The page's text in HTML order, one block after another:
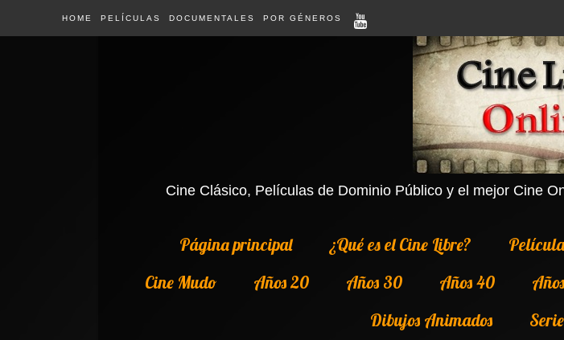
HOME PELÍCULAS DOCUMENTALES POR GÉNEROS
Cine Clásico, Películas de Dominio Público y el mejor Cine
Página principal ¿Qué es el Cine Libre?
Cine Mudo
Años 20 Años 30 Años 40
Dibujos Animados